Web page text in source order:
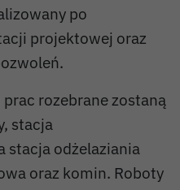
po
projektowej oraz
rozebrane zostaną
stacja
stacja odżelaziania
oraz komin. Roboty